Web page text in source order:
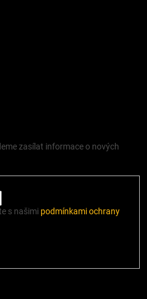
zasílat informace o nových
s našimi podmínkami ochrany